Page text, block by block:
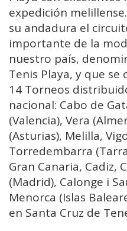
expedición
su andadura el
importante de la
nuestro país,
Tenis Playa, y que
14 Torneos
nacional: Cabo de
(Valencia), Vera
(Asturias), Melilla,
Torredembarra
Gran Canaria, Cadiz,
(Madrid), Calonge i
Menorca (Islas
en Santa Cruz de